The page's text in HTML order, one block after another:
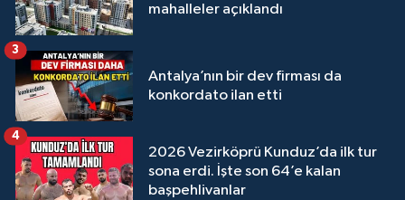
mahalleler açıklandı
Antalya’nın bir dev firması da
konkordato ilan etti
3
2026 Vezirköprü Kunduz’da ilk tur
sona erdi. İşte son 64’e kalan
başpehlivanlar
4